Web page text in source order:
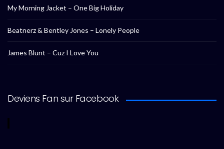
My Morning Jacket – One Big Holiday
Beatnerz & Bentley Jones – Lonely People
James Blunt – Cuz I Love You
Deviens Fan sur Facebook